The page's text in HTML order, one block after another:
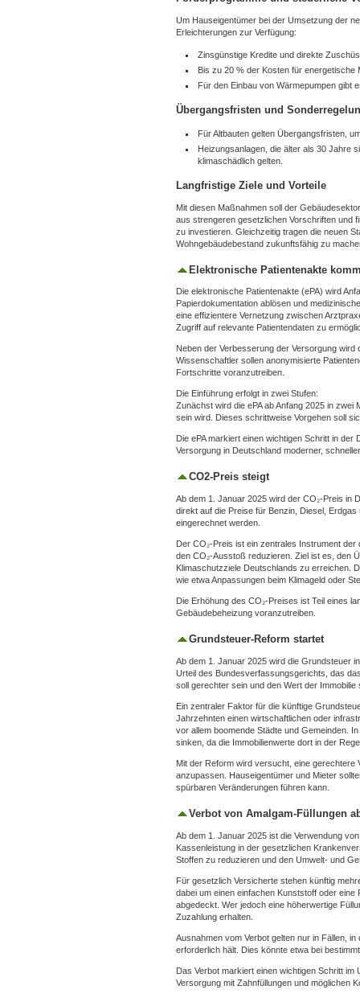
Um Hauseigentümer bei der Umsetzung der
Erleichterungen zur Verfügung:
Zinsgünstige Kredite und direkte
Bis zu 20 % der Kosten für
Für den Einbau von Wärmepumpen
Übergangsfristen und
Für Altbauten gelten Übergangsfristen,
Heizungsanlagen, die älter als 30 Jahre
klimaschädlich gelten.
Langfristige Ziele und Vorteile
Mit diesen Maßnahmen soll der
aus strengeren gesetzlichen Vorschriften und
zu investieren. Gleichzeitig tragen die neuen
Wohngebäudebestand zukunftsfähig zu
Elektronische Patientenakte
Die elektronische Patientenakte (ePA) wird
Papierdokumentation ablösen und
eine effizientere Vernetzung zwischen
Zugriff auf relevante Patientendaten zu
Neben der Verbesserung der Versorgung
Wissenschaftler sollen anonymisierte
Fortschritte voranzutreiben.
Die Einführung erfolgt in zwei Stufen:
Zunächst wird die ePA ab Anfang 2025 in
sein wird. Dieses schrittweise Vorgehen soll
Die ePA markiert einen wichtigen Schritt in
Versorgung in Deutschland moderner,
CO2-Preis steigt
Ab dem 1. Januar 2025 wird der CO₂-Preis in
direkt auf die Preise für Benzin, Diesel,
eingerechnet werden.
Der CO₂-Preis ist ein zentrales Instrument
den CO₂-Ausstoß reduzieren. Ziel ist es, den
Klimaschutzziele Deutschlands zu erreichen.
wie etwa Anpassungen beim Klimageld oder
Die Erhöhung des CO₂-Preises ist Teil eines
Gebäudebeheizung voranzutreiben.
Grundsteuer-Reform startet
Ab dem 1. Januar 2025 wird die Grundsteuer
Urteil des Bundesverfassungsgerichts, das
soll gerechter sein und den Wert der
Ein zentraler Faktor für die künftige
Jahrzehnten einen wirtschaftlichen oder
vor allem boomende Städte und Gemeinden.
sinken, da die Immobilienwerte dort in der
Mit der Reform wird versucht, eine gerechtere
anzupassen. Hauseigentümer und Mieter
spürbaren Veränderungen führen kann.
Verbot von Amalgam-Füllungen
Ab dem 1. Januar 2025 ist die Verwendung
Kassenleistung in der gesetzlichen
Stoffen zu reduzieren und den Umwelt- und
Für gesetzlich Versicherte stehen künftig
dabei um einen einfachen Kunststoff oder
abgedeckt. Wer jedoch eine höherwertige
Zuzahlung erhalten.
Ausnahmen vom Verbot gelten nur in Fällen,
erforderlich hält. Dies könnte etwa bei
Das Verbot markiert einen wichtigen Schritt
Versorgung mit Zahnfüllungen und möglichen